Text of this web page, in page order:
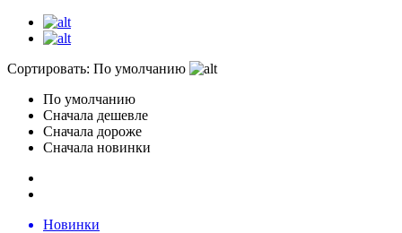
Сортировать: По умолчанию
По умолчанию
Сначала дешевле
Сначала дороже
Сначала новинки
Новинки